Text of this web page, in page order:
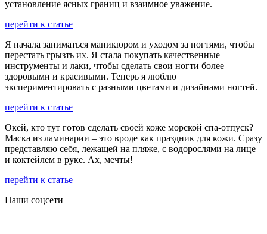
установление ясных границ и взаимное уважение.
перейти к статье
Я начала заниматься маникюром и уходом за ногтями, чтобы
перестать грызть их. Я стала покупать качественные
инструменты и лаки, чтобы сделать свои ногти более
здоровыми и красивыми. Теперь я люблю
экспериментировать с разными цветами и дизайнами ногтей.
перейти к статье
Окей, кто тут готов сделать своей коже морской спа-отпуск?
Маска из ламинарии – это вроде как праздник для кожи. Сразу
представляю себя, лежащей на пляже, с водорослями на лице
и коктейлем в руке. Ах, мечты!
перейти к статье
Наши соцсети